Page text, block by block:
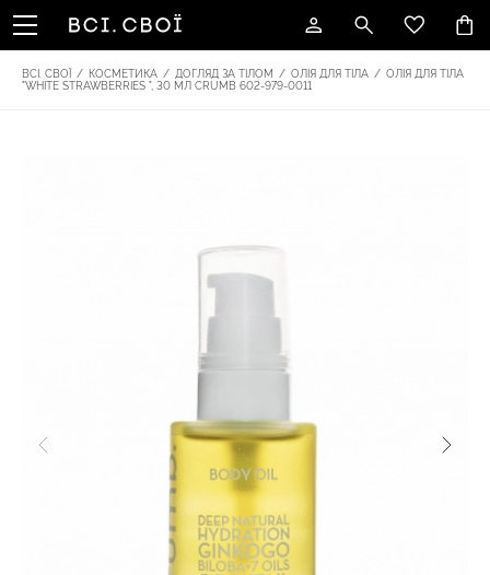
ВСІ. СВОЇ / КОСМЕТИКА / ДОГЛЯД ЗА ТІЛОМ / ОЛІЯ ДЛЯ ТІЛА / ОЛІЯ ДЛЯ ТІЛА
"WHITE STRAWBERRIES ", 30 МЛ CRUMB 602-979-0011